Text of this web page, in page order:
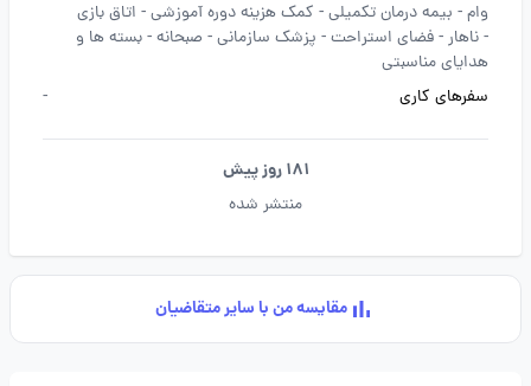
وام - بیمه درمان تکمیلی - کمک هزینه دوره آموزشی - اتاق بازی
-ناهار -فضای استراحت - پزشک سازمانی - صبحانه -بسته ها و
هدایای مناسبتی
سفرهای کاری
-
181 روز پیش
منتشر شده
مقایسه من با سایر متقاضیان